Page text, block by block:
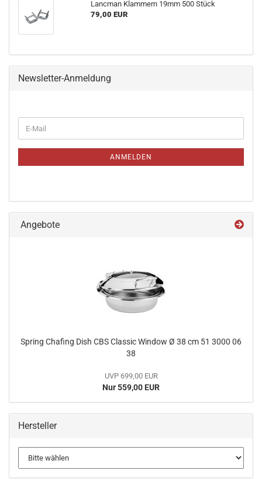
Lancman Klammern 19mm 500 Stück
79,00 EUR
Newsletter-Anmeldung
ZUR
E-
Mail
ANMELDEN
Angebote
Spring Chafing Dish CBS Classic Window Ø 38 cm 51 3000 06
38
UVP 699,00 EUR
Nur 559,00 EUR
Hersteller